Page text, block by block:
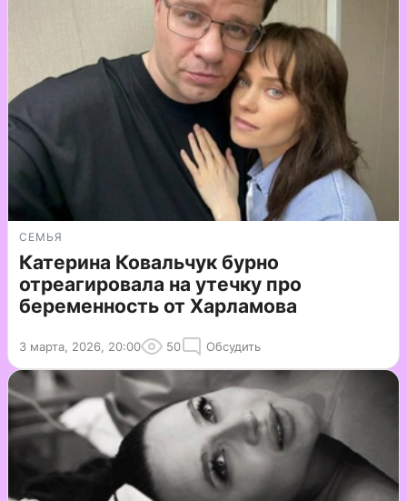
СЕМЬЯ
Катерина Ковальчук бурно
отреагировала на утечку про
беременность от Харламова
3 марта, 2026, 20:00 50 Обсудить